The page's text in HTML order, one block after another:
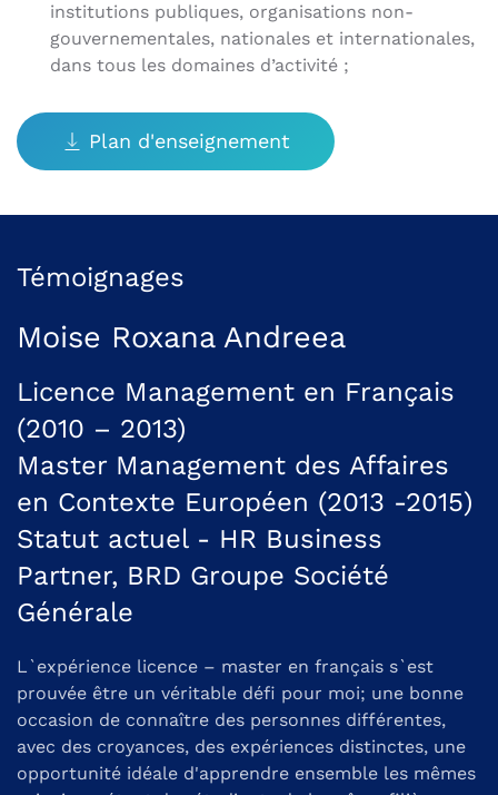
institutions publiques, organisations non-
gouvernementales, nationales et internationales,
dans tous les domaines d’activité ;
Plan d'enseignement
Témoignages
Moise Roxana Andreea
Licence Management en Français
(2010 – 2013)
Master Management des Affaires
en Contexte Européen (2013 -2015)
Statut actuel - HR Business
Partner, BRD Groupe Société
Générale
L`expérience licence – master en français s`est
prouvée être un véritable défi pour moi; une bonne
occasion de connaître des personnes différentes,
avec des croyances, des expériences distinctes, une
opportunité idéale d'apprendre ensemble les mêmes